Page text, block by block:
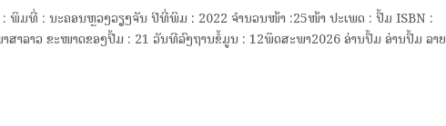
ມທີ່ : ນະຄອນຫຼວງວຽງຈັນ ປີທີ່ພິມ : 2022 ຈຳນວນໜ້າ :25ໜ້າ ປະເພດ : ປື້ມ ISBN :
າລາວ ຂະໜາດຂອງປື້ມ : 21 ວັນທີລົງຖານຂໍ້ມູນ : 12ພຶດສະພາ2026 ອ່ານປຶ້ມ ອ່ານປຶ້ມ ລາຍ